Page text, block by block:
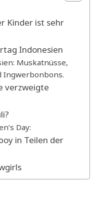
Kinder ist sehr
Indonesien
Muskatnüsse,
Ingwerbonbons.
verzweigte
Day:
in Teilen der